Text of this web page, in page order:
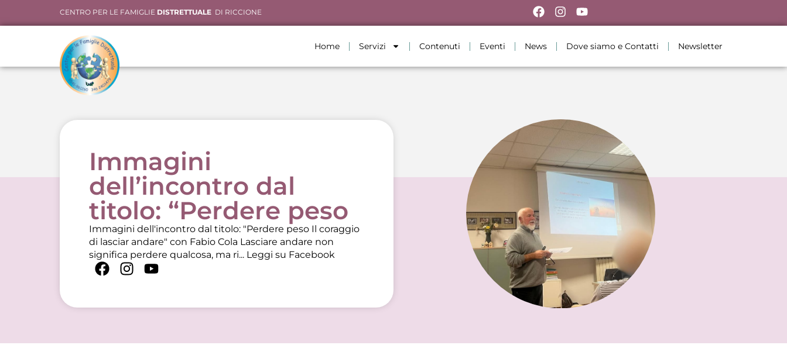
CENTRO PER LE FAMIGLIE DISTRETTUALE DI RICCIONE
Home Servizi Contenuti Eventi News Dove siamo e Contatti Newsletter
Immagini
dell’incontro dal
titolo: “Perdere peso
Immagini dell'incontro dal titolo: "Perdere peso Il coraggio
di lasciar andare" con Fabio Cola Lasciare andare non
significa perdere qualcosa, ma ri... Leggi su Facebook